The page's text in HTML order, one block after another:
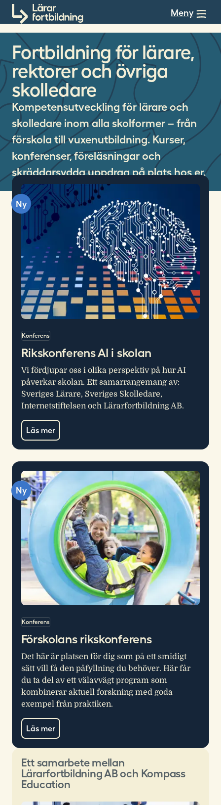
Till innehållet Meny
Fortbildning för lärare,
rektorer och övriga
skolledare
Kompetensutveckling för lärare och
skolledare inom alla skolformer – från
förskola till vuxenutbildning. Kurser,
konferenser, föreläsningar och
skräddarsydda uppdrag på plats hos er.
Ny
Konferens
Rikskonferens AI i skolan
Vi fördjupar oss i olika perspektiv på hur AI
påverkar skolan. Ett samarrangemang av:
Sveriges Lärare, Sveriges Skolledare,
Internetstiftelsen och Lärarfortbildning AB.
Läs mer
Ny
Konferens
Förskolans rikskonferens
Det här är platsen för dig som på ett smidigt
sätt vill få den påfyllning du behöver. Här får
du ta del av ett välavvägt program som
kombinerar aktuell forskning med goda
exempel från praktiken.
Läs mer
Ett samarbete mellan
Lärarfortbildning AB och Kompass
Education